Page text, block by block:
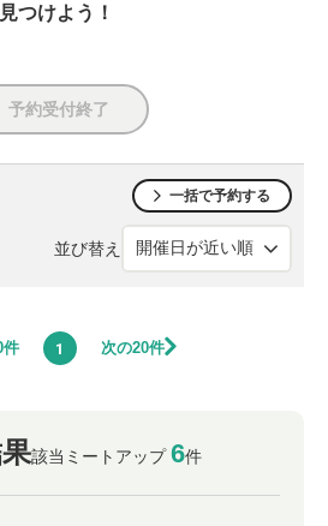
つけよう！
予約受付終了
一括で予約する
並び替え
件 1 次の20件
該当ミートアップ6件